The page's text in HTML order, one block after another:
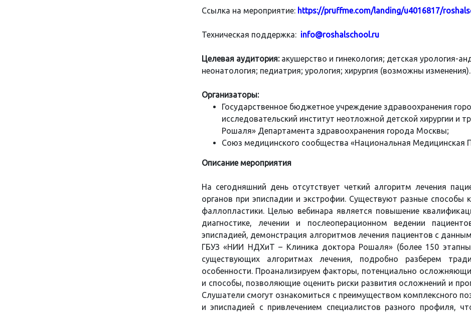
Ссылка на мероприятие: https://pruffme.com/landing/u4016817/
Техническая поддержка: info@roshalschool.ru
Целевая аудитория: акушерство и гинекология; детская урология-
неонатология; педиатрия; урология; хирургия (возможны изменения).
Организаторы:
Государственное бюджетное учреждение здравоохранения
исследовательский институт неотложной детской хирургии и
Рошаля» Департамента здравоохранения города Москвы;
Союз медицинского сообщества «Национальная Медицинская
Описание мероприятия
На сегодняшний день отсутствует четкий алгоритм лечения
органов при эписпадии и экстрофии. Существуют разные способы
фаллопластики. Целью вебинара является повышение
диагностике, лечении и послеоперационном ведении
эписпадией, демонстрация алгоритмов лечения пациентов с
ГБУЗ «НИИ НДХиТ – Клиника доктора Рошаля» (более 150
существующих алгоритмах лечения, подробно разберем
особенности. Проанализируем факторы, потенциально
и способы, позволяющие оценить риски развития осложнений и
Слушатели смогут ознакомиться с преимуществом комплексного
и эписпадией с привлечением специалистов разного профиля,